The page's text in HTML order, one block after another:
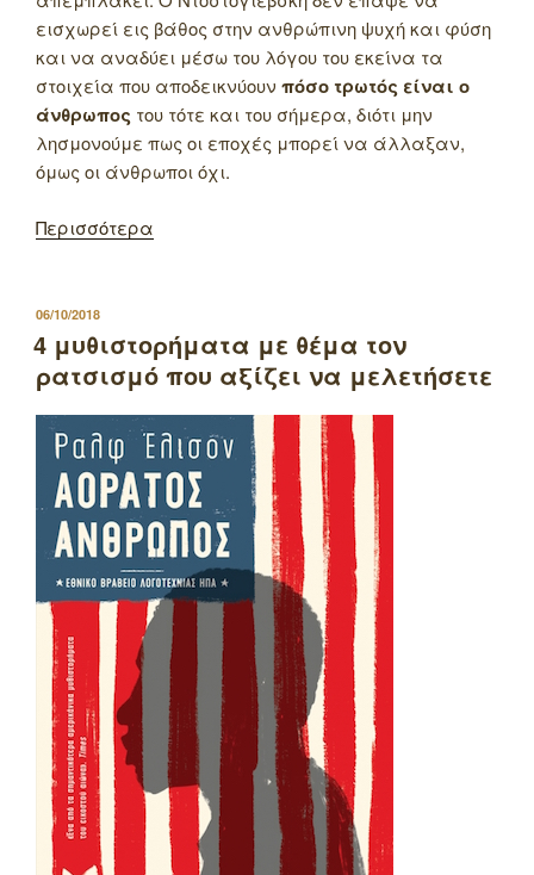
εισχωρεί εις βάθος στην ανθρώπινη ψυχή και φύση
και να αναδύει μέσω του λόγου του εκείνα τα
στοιχεία που αποδεικνύουν πόσο τρωτός είναι ο
άνθρωπος του τότε και του σήμερα, διότι μην
λησμονούμε πως οι εποχές μπορεί να άλλαξαν,
όμως οι άνθρωποι όχι.
Περισσότερα
ΔΗΜΟΣΙΕΥΤΗΚΕ
ΣΤΙΣ
06/10/2018
4 μυθιστορήματα με θέμα τον
ρατσισμό που αξίζει να μελετήσετε